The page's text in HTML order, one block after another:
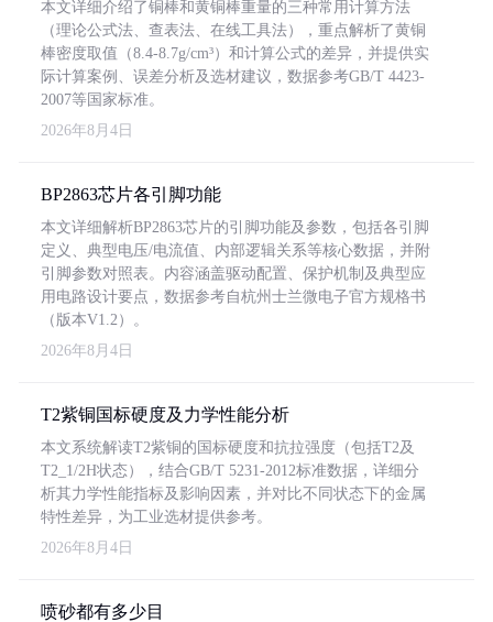
本文详细介绍了铜棒和黄铜棒重量的三种常用计算方法
（理论公式法、查表法、在线工具法），重点解析了黄铜
棒密度取值（8.4-8.7g/cm³）和计算公式的差异，并提供实
际计算案例、误差分析及选材建议，数据参考GB/T 4423-
2007等国家标准。
2026年8月4日
BP2863芯片各引脚功能
本文详细解析BP2863芯片的引脚功能及参数，包括各引脚
定义、典型电压/电流值、内部逻辑关系等核心数据，并附
引脚参数对照表。内容涵盖驱动配置、保护机制及典型应
用电路设计要点，数据参考自杭州士兰微电子官方规格书
（版本V1.2）。
2026年8月4日
T2紫铜国标硬度及力学性能分析
本文系统解读T2紫铜的国标硬度和抗拉强度（包括T2及
T2_1/2H状态），结合GB/T 5231-2012标准数据，详细分
析其力学性能指标及影响因素，并对比不同状态下的金属
特性差异，为工业选材提供参考。
2026年8月4日
喷砂都有多少目